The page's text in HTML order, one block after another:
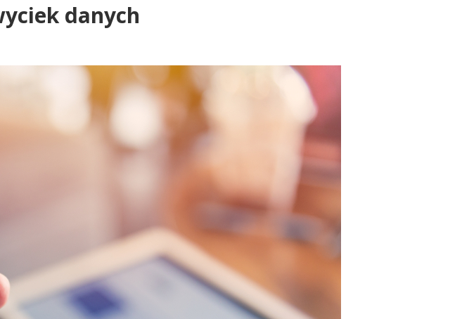
danych